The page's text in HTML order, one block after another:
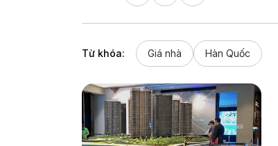
Từ khóa: Giá nhà Hàn Quốc